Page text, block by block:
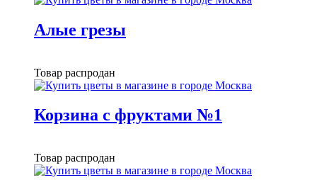
Алые грезы
Товар распродан
Корзина с фруктами №1
Товар распродан